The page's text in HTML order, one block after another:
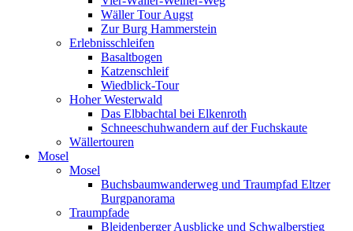
Wäller Tour Augst
Zur Burg Hammerstein
Erlebnisschleifen
Basaltbogen
Katzenschleif
Wiedblick-Tour
Hoher Westerwald
Das Elbbachtal bei Elkenroth
Schneeschuhwandern auf der Fuchskaute
Wällertouren
Mosel
Mosel
Buchsbaumwanderweg und Traumpfad Eltzer
Burgpanorama
Traumpfade
Bleidenberger Ausblicke und Schwalberstieg